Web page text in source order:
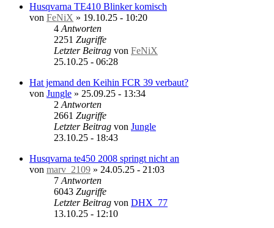
Husqvarna TE410 Blinker komisch
von FeNiX » 19.10.25 - 10:20
4 Antworten
2251 Zugriffe
Letzter Beitrag von FeNiX
25.10.25 - 06:28
Hat jemand den Keihin FCR 39 verbaut?
von Jungle » 25.09.25 - 13:34
2 Antworten
2661 Zugriffe
Letzter Beitrag von Jungle
23.10.25 - 18:43
Husqvarna te450 2008 springt nicht an
von marv_2109 » 24.05.25 - 21:03
7 Antworten
6043 Zugriffe
Letzter Beitrag von DHX_77
13.10.25 - 12:10